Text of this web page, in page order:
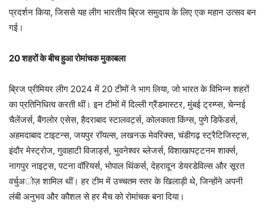
प्रदर्शन किया, जिससे यह लीग भारतीय ब्रिज समुदाय के लिए एक महान उत्सव बन
गई।
20 शहरों के बीच हुआ रोमांचक मुकाबला
ब्रिज प्रीमियर लीग 2024 में 20 टीमों ने भाग लिया, जो भारत के विभिन्न शहरों
का प्रतिनिधित्व करती थीं। इन टीमों में दिल्ली ग्रैंडमास्टर, मुंबई ट्रम्प्स, चेन्नई
चैलेंजर्स, बैंगलोर एसेस, हैदराबाद स्टालवर्ट्स, कोलकाता किंग्स, पुणे डिफेंडर्स,
अहमदाबाद टाइटन्स, जयपुर रॉयल्स, लखनऊ मेवरिक्स, चंडीगढ़ स्ट्रैटिजिस्ट्स,
इंदौर मेस्ट्रोज, गुवाहाटी विजार्ड्स, भुवनेश्वर ब्लेजर्स, विशाखापट्टनम शार्क्स,
नागपुर नाइट्स, पटना वॉरियर्स, भोपाल थिंकर्स, देहरादून डेयरडेविल्स और सूरत
वर्चुअोज़ शामिल थीं। हर टीम में उच्चतम स्तर के खिलाड़ी थे, जिन्होंने अपनी
लंबी अनुभव और कौशल से हर मैच को रोमांचक बना दिया।